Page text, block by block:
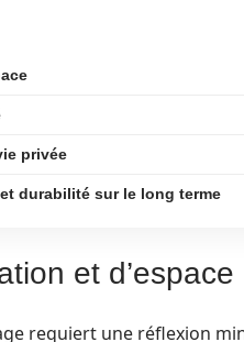
privée
durabilité sur le long terme
et d’espace
requiert une réflexion